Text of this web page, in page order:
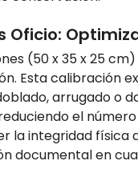
Oficio:
(50 x 35 x 25
Esta calibración
arrugado o
el
la integridad física
documental en